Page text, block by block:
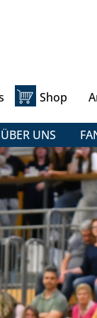
Shop
ÜBER UNS